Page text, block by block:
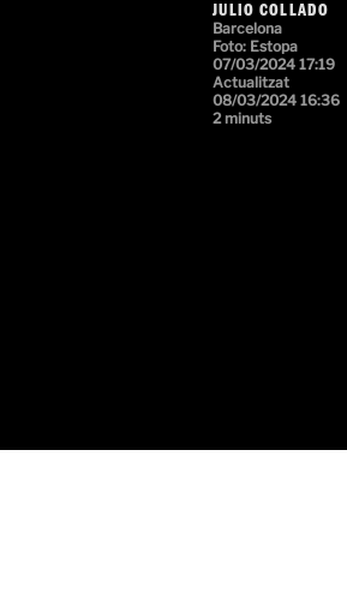
JULIO COLLADO
Barcelona
Foto: Estopa
07/03/2024 17:19
Actualitzat
08/03/2024 16:36
2 minuts